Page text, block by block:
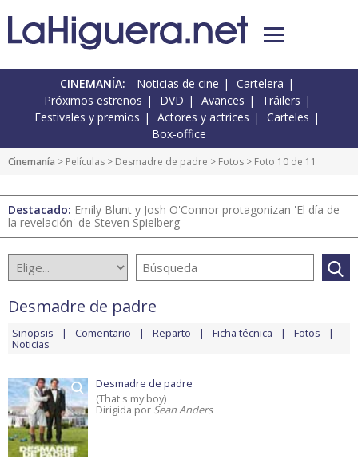
CINEMANÍA: Noticias de cine
Cartelera
Próximos estrenos
DVD Avances
Tráilers
Festivales y premios
Actores y actrices
Carteles
Box-office
Cinemanía > Películas > Desmadre de padre > Fotos > Foto 10 de 11
Destacado: Emily Blunt y Josh O'Connor protagonizan 'El día de
la revelación' de Steven Spielberg
Desmadre de padre
Sinopsis Comentario Reparto Ficha técnica Fotos
Noticias
Desmadre de padre
(That's my boy)
Dirigida por Sean Anders